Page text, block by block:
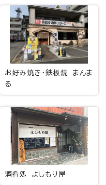
お好み焼き・鉄板焼 まんま
る
酒肴処 よしもり屋